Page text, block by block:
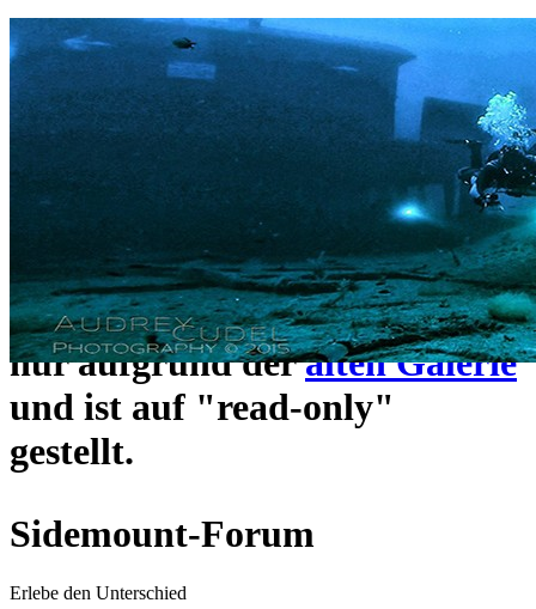
Das Sidemount-Forum ist auf
ein neues Forensystem
umgezogen und wie gewohnt
unter https://www.sidemount-
forum.com
erreichbar.
Das alte Forum hier existiert
nur aufgrund deralten Galerie
und ist auf "read-only"
gestellt.
Sidemount-Forum
Erlebe den Unterschied